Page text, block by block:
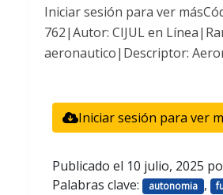
Iniciar sesión para ver
762|Autor: CIJUL en
aeronautico|Descriptor:
Iniciar sesión para ver
Publicado el 10 julio, 2025
Palabras clave:
autonomia ,